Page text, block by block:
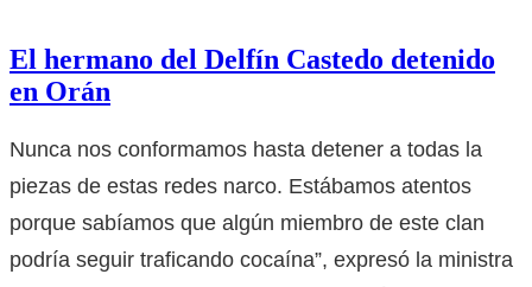
El hermano del Delfín Castedo detenido
en Orán
Nunca nos conformamos hasta detener a todas la
piezas de estas redes narco. Estábamos atentos
porque sabíamos que algún miembro de este clan
podría seguir traficando cocaína”, expresó la ministra